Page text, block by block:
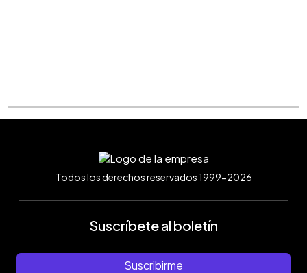
Todos los derechos reservados 1999-2026
Suscríbete al boletín
Suscribirme